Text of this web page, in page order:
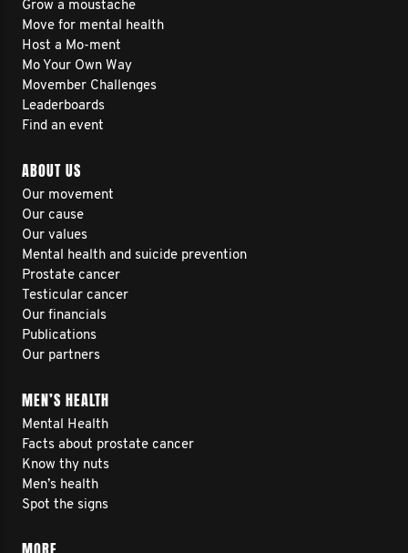
Grow a moustache
Move for mental health
Host a Mo-ment
Mo Your Own Way
Movember Challenges
Leaderboards
Find an event
ABOUT US
Our movement
Our cause
Our values
Mental health and suicide prevention
Prostate cancer
Testicular cancer
Our financials
Publications
Our partners
MEN’S HEALTH
Mental Health
Facts about prostate cancer
Know thy nuts
Men’s health
Spot the signs